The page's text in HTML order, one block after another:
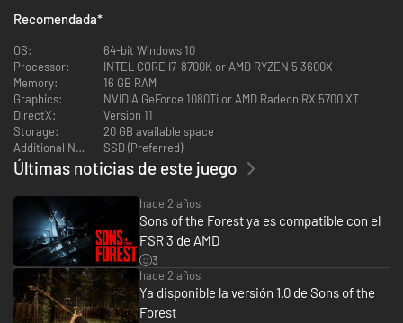
Enter a world where nowhere is safe and fight against a range of mutated
nothing you have ever seen before. Armed with pistols, axes, stun batons
and more, protect yourself and those you care for.
Build and Craft
Feel every interaction; Break sticks to make fires. Use an axe to cut out
windows and floors. Build a small cabin, or a sea-side compound, the
choice is yours.
Changing Seasons
Pluck fresh salmon directly from streams in spring and summer. Collect
and store meat for the cold winter months. You're not alone on this island,
so as winter rolls in and food and resources become scarce you won't be
the only one looking for a meal.
Co-op Gameplay
Recomendada*
OS:
64-bit Windows 10
Processor:
INTEL CORE I7-8700K or AMD RYZEN 5 3600X
Memory:
16 GB RAM
Graphics:
NVIDIA GeForce 1080Ti or AMD Radeon RX 5700 XT
DirectX:
Version 11
Storage:
20 GB available space
Additional Notes:
SSD (Preferred)
Últimas noticias de este juego
hace 2 años
Sons of the Forest ya es compatible con el
FSR 3 de AMD
3
hace 2 años
Ya disponible la versión 1.0 de Sons of the
Forest